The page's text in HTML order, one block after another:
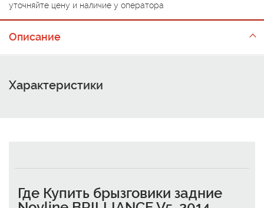
уточняйте цену и наличие у оператора
Описание
Характеристики
Где Купить брызговики задние